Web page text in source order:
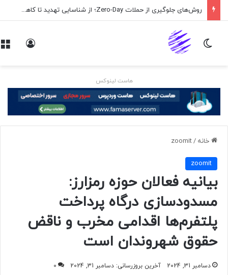
روش‌های جلوگیری از حملات Zero-Day؛ از شناسایی تهدید تا کاهش ریسک
تغییر پوسته
هاست لینوکس
خانه /
zoomit
zoomit
بیانیه فعالان حوزه رمزارز:
مسدودسازی درگاه پرداخت
پلتفرم‌ها اقدامی مخرب و ناقض
حقوق شهروندان است
دسامبر 31, 2024 آخرین بروزرسانی: دسامبر 31, 2024 0